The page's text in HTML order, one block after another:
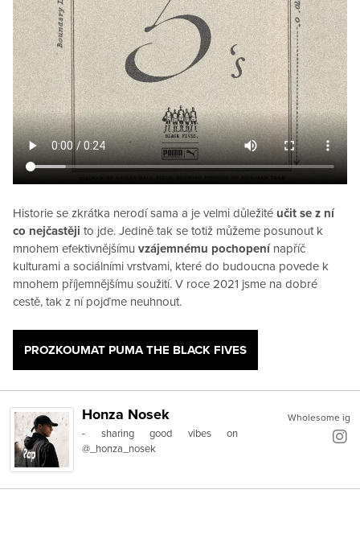
Historie se zkrátka nerodí sama a je velmi důležité učit se z ní
co nejčastěji to jde. Jedině tak se totiž můžeme posunout k
mnohem efektivnějšímu vzájemnému pochopenínapříč
kulturami a sociálními vrstvami, které do budoucna povede k
mnohem příjemnějšímu soužití. V roce 2021 jsme na dobré
cestě, tak z ní pojďme neuhnout.
PROZKOUMAT PUMA THE BLACK FIVES
Wholesome ig
Honza Nosek
- sharing good vibes on
@_honza_nosek